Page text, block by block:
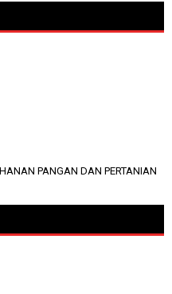
PANGAN DAN PERTANIAN